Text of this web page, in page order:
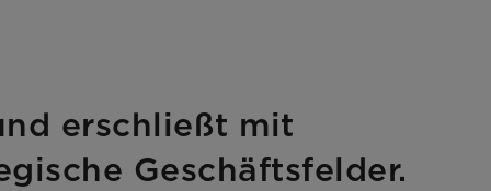
erschließt mit
Geschäftsfelder.